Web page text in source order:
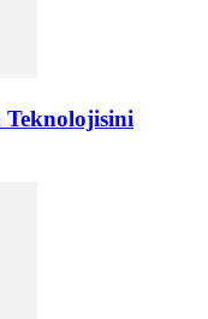
Teknolojisini